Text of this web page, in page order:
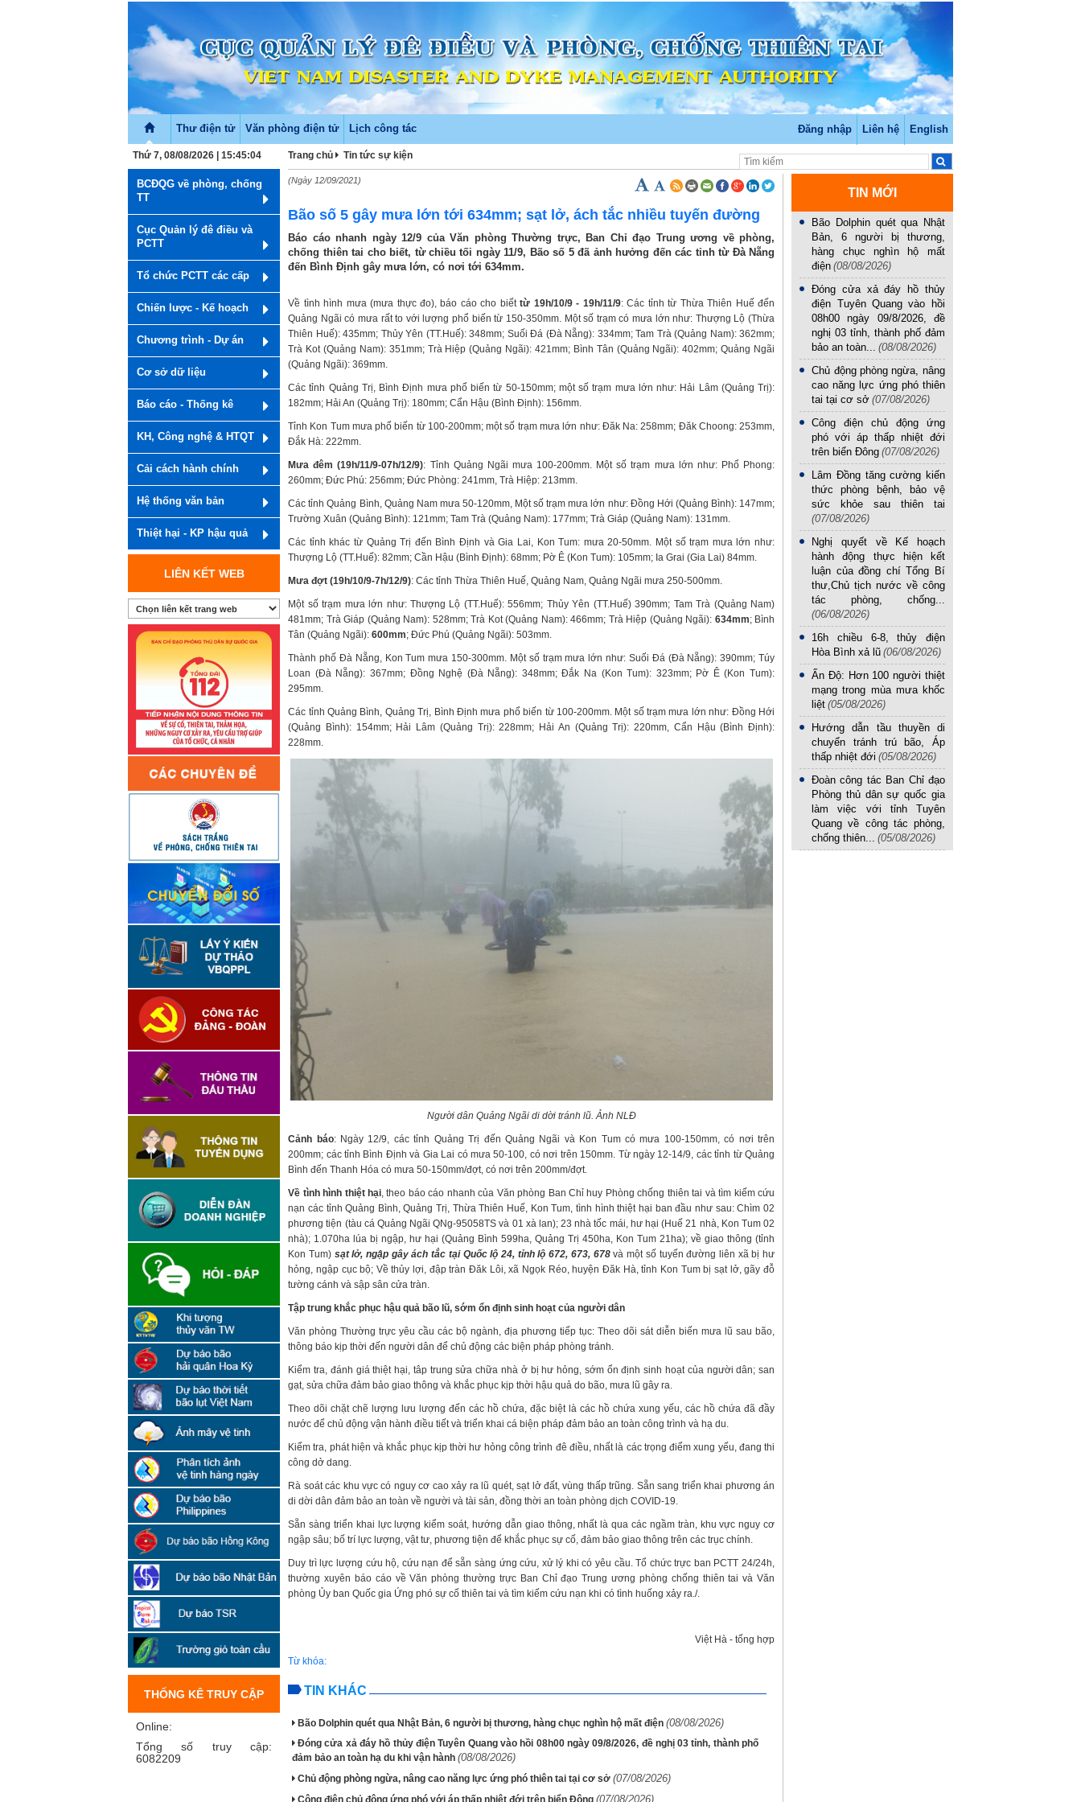
Thư điện tử Văn phòng điện tử Lịch công tác Đăng nhập Liên hệ English
Thứ 7, 08/08/2026 | 15:45:05 Trang chủ Tin tức sự kiện
BCĐQG về phòng, chống
TT
Cục Quản lý đê điều và
PCTT
Tổ chức PCTT các cấp
Chiến lược - Kế hoạch
Chương trình - Dự án
Cơ sở dữ liệu
Báo cáo - Thống kê
KH, Công nghệ & HTQT
Cải cách hành chính
Hệ thống văn bản
Thiệt hại - KP hậu quả
LIÊN KẾT WEB
THỐNG KÊ TRUY CẬP
Online:
Tổng số truy cập:
6082209
(Ngày 12/09/2021)
Bão số 5 gây mưa lớn tới 634mm; sạt lở, ách tắc nhiều tuyến đường
Báo cáo nhanh ngày 12/9 của Văn phòng Thường trực, Ban Chỉ đạo Trung ương về phòng,
chống thiên tai cho biết, từ chiều tối ngày 11/9, Bão số 5 đã ảnh hưởng đến các tỉnh từ Đà Nẵng
đến Bình Định gây mưa lớn, có nơi tới 634mm.
Về tình hình mưa (mưa thực đo), báo cáo cho biếttừ 19h/10/9 - 19h/11/9: Các tỉnh từ Thừa Thiên Huế đến
Quảng Ngãi có mưa rất to với lượng phổ biến từ 150-350mm. Một số trạm có mưa lớn như: Thượng Lộ (Thừa
Thiên Huế): 435mm; Thủy Yên (TT.Huế): 348mm; Suối Đá (Đà Nẵng): 334mm; Tam Trà (Quảng Nam): 362mm;
Trà Kot (Quảng Nam): 351mm; Trà Hiệp (Quảng Ngãi): 421mm; Bình Tân (Quảng Ngãi): 402mm; Quảng Ngãi
(Quảng Ngãi): 369mm.
Các tỉnh Quảng Trị, Bình Định mưa phổ biến từ 50-150mm; một số trạm mưa lớn như: Hải Lâm (Quảng Trị):
182mm; Hải An (Quảng Trị): 180mm; Cẩn Hậu (Bình Định): 156mm.
Tỉnh Kon Tum mưa phổ biến từ 100-200mm; một số trạm mưa lớn như: Đăk Na: 258mm; Đăk Choong: 253mm,
Đắk Hà: 222mm.
Mưa đêm (19h/11/9-07h/12/9): Tỉnh Quảng Ngãi mưa 100-200mm. Một số trạm mưa lớn như: Phổ Phong:
260mm; Đức Phú: 256mm; Đức Phòng: 241mm, Trà Hiệp: 213mm.
Các tỉnh Quảng Bình, Quảng Nam mưa 50-120mm, Một số trạm mưa lớn như: Đồng Hới (Quảng Bình): 147mm;
Trường Xuân (Quảng Bình): 121mm; Tam Trà (Quảng Nam): 177mm; Trà Giáp (Quảng Nam): 131mm.
Các tỉnh khác từ Quảng Trị đến Bình Định và Gia Lai, Kon Tum: mưa 20-50mm. Một số trạm mưa lớn như:
Thượng Lộ (TT.Huế): 82mm; Cần Hậu (Bình Định): 68mm; Pờ Ê (Kon Tum): 105mm; Ia Grai (Gia Lai) 84mm.
Mưa đợt (19h/10/9-7h/12/9): Các tỉnh Thừa Thiên Huế, Quảng Nam, Quảng Ngãi mưa 250-500mm.
Một số trạm mưa lớn như: Thượng Lộ (TT.Huế): 556mm; Thủy Yên (TT.Huế) 390mm; Tam Trà (Quảng Nam)
481mm; Trà Giáp (Quảng Nam): 528mm; Trà Kot (Quảng Nam): 466mm; Trà Hiệp (Quảng Ngãi): 634mm; Bình
Tân (Quảng Ngãi):600mm; Đức Phú (Quảng Ngãi): 503mm.
Thành phố Đà Nẵng, Kon Tum mưa 150-300mm. Một số trạm mưa lớn như: Suối Đá (Đà Nẵng): 390mm; Túy
Loan (Đà Nẵng): 367mm; Đồng Nghệ (Đà Nẵng): 348mm; Đắk Na (Kon Tum): 323mm; Pờ Ê (Kon Tum):
295mm.
Các tỉnh Quảng Bình, Quảng Trị, Bình Định mưa phổ biến từ 100-200mm. Một số trạm mưa lớn như: Đồng Hới
(Quảng Bình): 154mm; Hải Lâm (Quảng Trị): 228mm; Hải An (Quảng Trị): 220mm, Cẩn Hậu (Bình Định):
228mm.
Người dân Quảng Ngãi di dời tránh lũ. Ảnh NLĐ
Cảnh báo: Ngày 12/9, các tỉnh Quảng Trị đến Quảng Ngãi và Kon Tum có mưa 100-150mm, có nơi trên
200mm; các tỉnh Bình Định và Gia Lai có mưa 50-100, có nơi trên 150mm. Từ ngày 12-14/9, các tỉnh từ Quảng
Bình đến Thanh Hóa có mưa 50-150mm/đợt, có nơi trên 200mm/đợt.
Về tình hình thiệt hại, theo báo cáo nhanh của Văn phòng Ban Chỉ huy Phòng chống thiên tai và tìm kiếm cứu
nạn các tỉnh Quảng Bình, Quảng Trị, Thừa Thiên Huế, Kon Tum, tình hình thiệt hại ban đầu như sau: Chìm 02
phương tiện (tàu cá Quảng Ngãi QNg-95058TS và 01 xà lan); 23 nhà tốc mái, hư hại (Huế 21 nhà, Kon Tum 02
nhà); 1.070ha lúa bị ngập, hư hại (Quảng Bình 599ha, Quảng Trị 450ha, Kon Tum 21ha); về giao thông (tỉnh
Kon Tum) sạt lở, ngập gây ách tắc tại Quốc lộ 24, tỉnh lộ 672, 673, 678và một số tuyến đường liên xã bị hư
hỏng, ngập cục bộ; Về thủy lợi, đập tràn Đăk Lôi, xã Ngọk Réo, huyện Đăk Hà, tỉnh Kon Tum bị sạt lở, gãy đỗ
tường cánh và sập sân cửa tràn.
Tập trung khắc phục hậu quả bão lũ, sớm ổn định sinh hoạt của người dân
Văn phòng Thường trực yêu cầu các bộ ngành, địa phương tiếp tục: Theo dõi sát diễn biến mưa lũ sau bão,
thông báo kịp thời đến người dân để chủ động các biện pháp phòng tránh.
Kiểm tra, đánh giá thiệt hại, tâp trung sửa chữa nhà ở bị hư hỏng, sớm ổn định sinh hoạt của người dân; san
gạt, sửa chữa đảm bảo giao thông và khắc phục kịp thời hậu quả do bão, mưa lũ gây ra.
Theo dõi chặt chẽ lượng lưu lượng đến các hồ chứa, đặc biệt là các hồ chứa xung yếu, các hồ chứa đã đầy
nước để chủ động vận hành điều tiết và triển khai cá biện pháp đảm bảo an toàn công trình và hạ du.
Kiểm tra, phát hiện và khắc phục kịp thời hư hỏng công trình đê điều, nhất là các trọng điểm xung yếu, đang thi
công dở dang.
Rà soát các khu vực có nguy cơ cao xảy ra lũ quét, sạt lở đất, vùng thấp trũng. Sẵn sang triển khai phương án
di dời dân đảm bảo an toàn về người và tài sản, đồng thời an toàn phòng dịch COVID-19.
Sẵn sàng triển khai lực lượng kiểm soát, hướng dẫn giao thông, nhất là qua các ngầm tràn, khu vực nguy cơ
ngập sâu; bố trí lực lượng, vật tư, phương tiện để khắc phục sự cố, đảm bảo giao thông trên các trục chính.
Duy trì lực lượng cứu hộ, cứu nạn để sẵn sàng ứng cứu, xử lý khi có yêu cầu. Tổ chức trực ban PCTT 24/24h,
thường xuyên báo cáo về Văn phòng thường trực Ban Chỉ đạo Trung ương phòng chống thiên tai và Văn
phòng Ủy ban Quốc gia Ứng phó sự cố thiên tai và tìm kiếm cứu nạn khi có tình huống xảy ra./.
Việt Hà - tổng hợp
Từ khóa:
TIN KHÁC
Bão Dolphin quét qua Nhật Bản, 6 người bị thương, hàng chục nghìn hộ mất điện(08/08/2026)
Đóng cửa xả đáy hồ thủy điện Tuyên Quang vào hồi 08h00 ngày 09/8/2026, đề nghị 03 tỉnh, thành phố
đảm bảo an toàn hạ du khi vận hành(08/08/2026)
Chủ động phòng ngừa, nâng cao năng lực ứng phó thiên tai tại cơ sở(07/08/2026)
(07/08/2026)
TIN MỚI
Bão Dolphin quét qua Nhật
Bản, 6 người bị thương,
hàng chục nghìn hộ mất
điện (08/08/2026)
Đóng cửa xả đáy hồ thủy
điện Tuyên Quang vào hồi
08h00 ngày 09/8/2026, đề
nghị 03 tỉnh, thành phố đảm
bảo an toàn... (08/08/2026)
Chủ động phòng ngừa, nâng
cao năng lực ứng phó thiên
tai tại cơ sở (07/08/2026)
Công điện chủ động ứng
phó với áp thấp nhiệt đới
trên biển Đông (07/08/2026)
Lâm Đồng tăng cường kiến
thức phòng bệnh, bảo vệ
sức khỏe sau thiên tai
(07/08/2026)
Nghị quyết về Kế hoạch
hành động thực hiện kết
luận của đồng chí Tổng Bí
thư,Chủ tịch nước về công
tác phòng, chống...
(06/08/2026)
16h chiều 6-8, thủy điện
Hòa Bình xả lũ (06/08/2026)
Ấn Độ: Hơn 100 người thiệt
mạng trong mùa mưa khốc
liệt (05/08/2026)
Hướng dẫn tầu thuyền di
chuyển tránh trú bão, Áp
thấp nhiệt đới (05/08/2026)
Đoàn công tác Ban Chỉ đạo
Phòng thủ dân sự quốc gia
làm việc với tỉnh Tuyên
Quang về công tác phòng,
chống thiên... (05/08/2026)